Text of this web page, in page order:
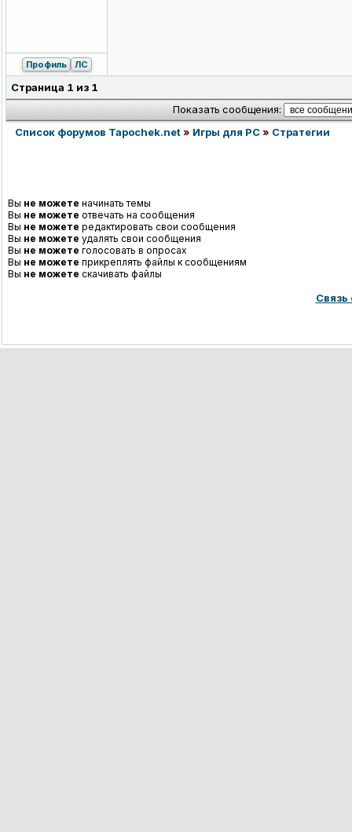
Профиль ЛС
Страница 1 из 1
Показать сообщения:
Список форумов Tapochek.net» Игры для PC» Стратегии
Вы не можете начинать темы
Вы не можете отвечать на сообщения
Вы не можете редактировать свои сообщения
Вы не можете удалять свои сообщения
Вы не можете голосовать в опросах
Вы не можете прикреплять файлы к сообщениям
Вы не можете скачивать файлы